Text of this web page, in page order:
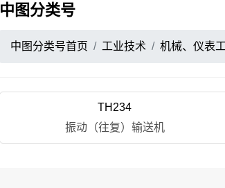
中图分类号
中图分类号首页 工业技术 机械、仪表
TH234
振动（往复）输送机